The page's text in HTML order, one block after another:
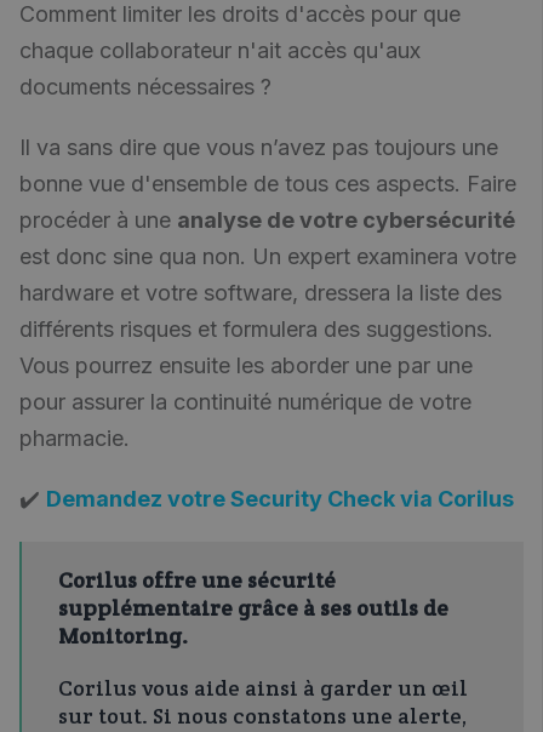
Comment limiter les droits d'accès pour que
chaque collaborateur n'ait accès qu'aux
documents nécessaires ?
Il va sans dire que vous n’avez pas toujours une
bonne vue d'ensemble de tous ces aspects. Faire
procéder à une analyse de votre cybersécurité
est donc sine qua non. Un expert examinera votre
hardware et votre software, dressera la liste des
différents risques et formulera des suggestions.
Vous pourrez ensuite les aborder une par une
pour assurer la continuité numérique de votre
pharmacie.
✔️ Demandez votre Security Check via Corilus
Corilus offre une sécurité
supplémentaire grâce à ses outils de
Monitoring.
Corilus vous aide ainsi à garder un œil
sur tout. Si nous constatons une alerte,